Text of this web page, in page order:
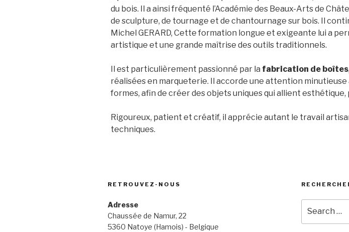
du bois. Il a ainsi fréquenté l’Académie des Beaux-Arts de
de sculpture, de tournage et de chantournage sur bois. Il
Michel GERARD, Cette formation longue et exigeante lui a
artistique et une grande maîtrise des outils traditionnels.
Il est particulièrement passionné par la fabrication de boîtes
réalisées en marqueterie. Il accorde une attention minutieuse
formes, afin de créer des objets uniques qui allient
Rigoureux, patient et créatif, il apprécie autant le travail
techniques.
RETROUVEZ-NOUS
Adresse
Chaussée de Namur, 22
5360 Natoye (Hamois) - Belgique
for: